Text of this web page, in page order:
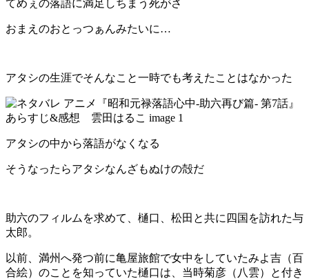
てめぇの落語に満足しちまう死がさ
おまえのおとっつぁんみたいに…
アタシの生涯でそんなこと一時でも考えたことはなかった
アタシの中から落語がなくなる
そうなったらアタシなんざもぬけの殻だ
助六のフィルムを求めて、樋口、松田と共に四国を訪れた与
太郎。
以前、満州へ発つ前に亀屋旅館で女中をしていたみよ吉（百
合絵）のことを知っていた樋口は、当時菊彦（八雲）と付き